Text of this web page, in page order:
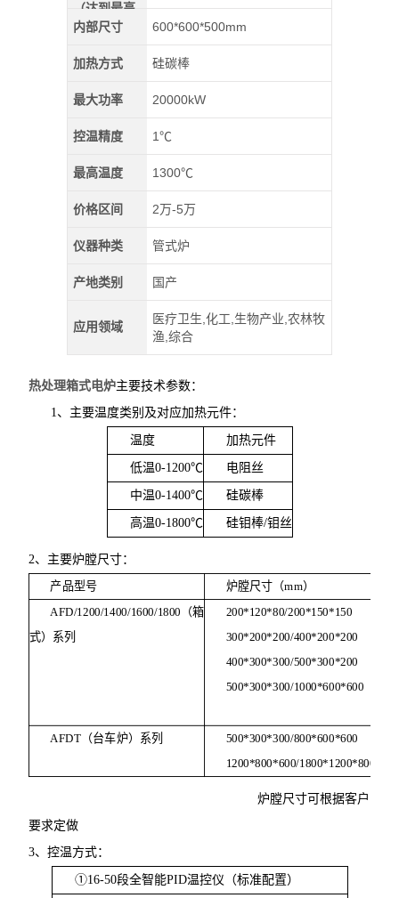
（达到最高
温）
内部尺寸 600*600*500mm
加热方式 硅碳棒
最大功率 20000kW
控温精度 1℃
最高温度 1300℃
价格区间 2万-5万
仪器种类 管式炉
产地类别 国产
应用领域
医疗卫生,化工,生物产业,农林牧
渔,综合
热处理箱式电炉主要技术参数：
1、 主要温度类别及对应加热元件：
温度 加热元件
低温0-1200℃ 电阻丝
中温0-1400℃ 硅碳棒
高温0-1800℃ 硅钼棒/钼丝
2、 主要炉膛尺寸：
产品型号 炉膛尺寸（mm）
AFD/1200/1400/1600/1800 （箱
式）系列
200*120*80/200*150*150
300*200*200/400*200*200
400*300*300/500*300*200
500*300*300/1000*600*600
AFDT （台车炉）系列
500*300*300/800*600*600
1200*800*600/1800*1200*800
炉膛尺寸可根据客户
要求定做
3、控温方式：
①16-50段全智能PID温控仪（标准配置）